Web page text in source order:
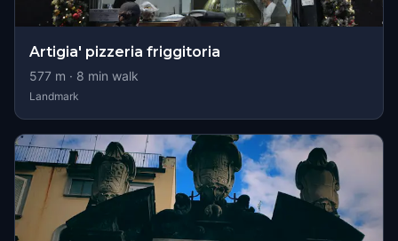
Artigia' pizzeria friggitoria
577 m · 8 min walk
Landmark